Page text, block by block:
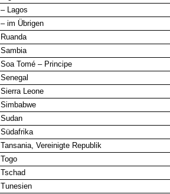
– Lagos
– im Übrigen
Ruanda
Sambia
Soa Tomé – Principe
Senegal
Sierra Leone
Simbabwe
Sudan
Südafrika
Tansania, Vereinigte Republik
Togo
Tschad
Tunesien